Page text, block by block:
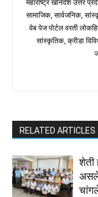
महाराष्ट्र खानदेश उत्तर
सामाजिक, सार्वजनिक,
वेब पेज पोर्टल वरती
सांस्कृतिक, क्रीडा
RELATED ARTICLES
शेती